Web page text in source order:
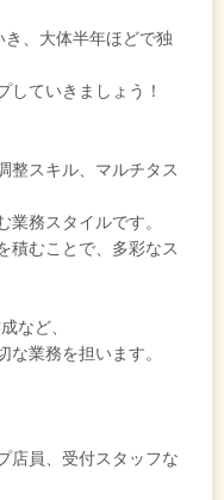
、大体半年ほどで独
していきましょう！
整スキル、マルチタス
業務スタイルです。
積むことで、多彩なス
など、
業務を担います。
店員、受付スタッフな